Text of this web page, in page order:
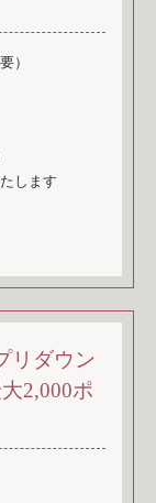
）
します
リダウン
2,000ポ